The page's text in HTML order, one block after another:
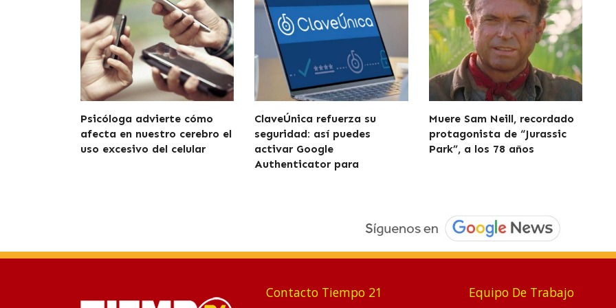
Psicóloga advierte cómo
afecta en nuestro cerebro el
uso excesivo del celular
ClaveÚnica refuerza su
seguridad: así puedes
activar Google
Authenticator para
Muere Sam Neill, recordado
protagonista de “Jurassic
Park”, a los 78 años
Contacto Tiempo 21 Equipo De Trabajo